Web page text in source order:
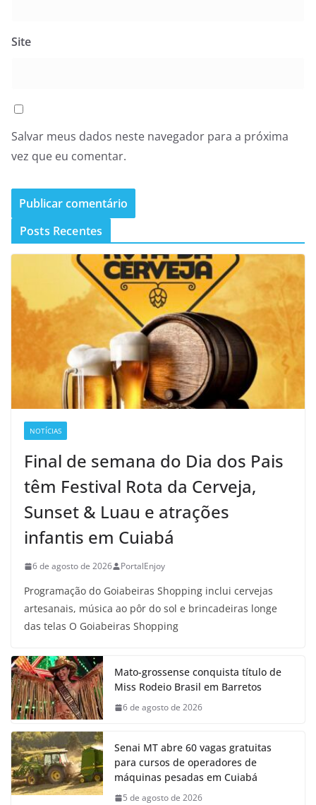
Site
Salvar meus dados neste navegador para a próxima
vez que eu comentar.
Posts Recentes
NOTÍCIAS
Final de semana do Dia dos Pais
têm Festival Rota da Cerveja,
Sunset & Luau e atrações
infantis em Cuiabá
6 de agosto de 2026 PortalEnjoy
Programação do Goiabeiras Shopping inclui cervejas
artesanais, música ao pôr do sol e brincadeiras longe
das telas O Goiabeiras Shopping
Mato-grossense conquista título de
Miss Rodeio Brasil em Barretos
6 de agosto de 2026
Senai MT abre 60 vagas gratuitas
para cursos de operadores de
máquinas pesadas em Cuiabá
5 de agosto de 2026